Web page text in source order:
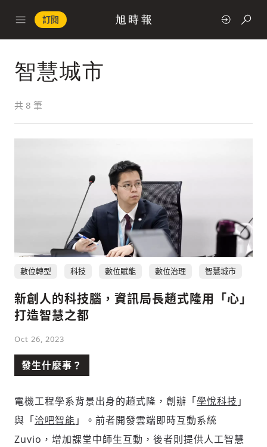
訂閱
科技
人文
智慧城市
共 8 筆
數位轉型 科技 數位賦能 數位治理 智慧城市
新創人的科技腦，資訊局長趙式隆用「心」
打造智慧之都
Oct 26, 2023
發生什麼事？
電機工程學系背景出身的趙式隆，創辦「學悅科技 」
與「洽吧智能 」。前者開發雲端即時互動系統
Zuvio，增加課堂中師生互動，後者則提供人工智慧